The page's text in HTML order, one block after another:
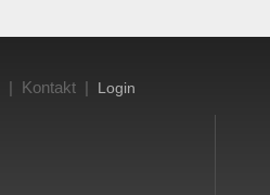
| Kontakt | Login